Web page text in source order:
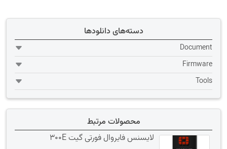
دسته‌های دانلودها
Document
Firmware
Tools
محصولات مرتبط
لایسنس فایروال فورتی گیت 300E